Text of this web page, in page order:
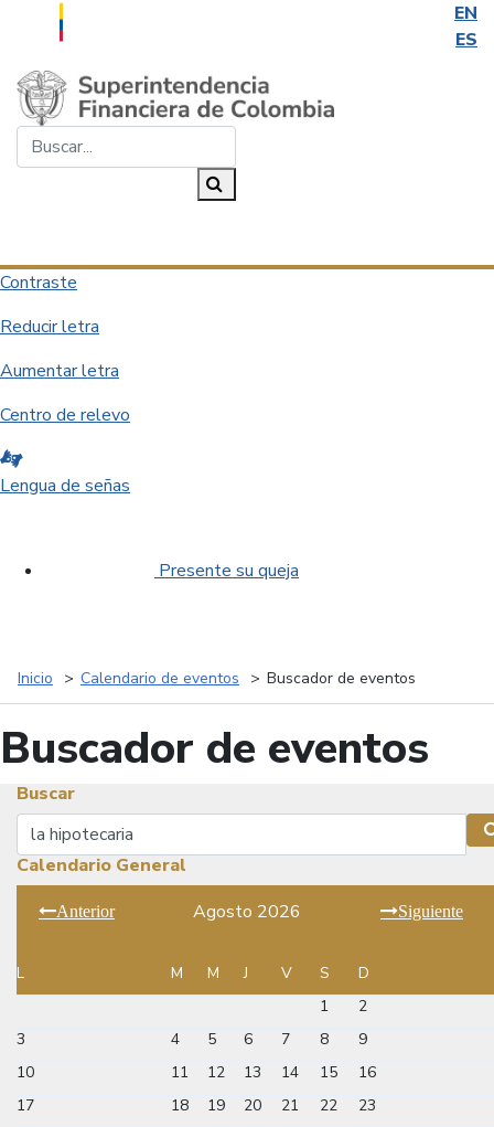
EN
ES
Saltar al contenido principal
Contraste
Reducir letra
Aumentar letra
Centro de relevo
Lengua de señas
Presente su queja
Inicio Calendario de eventos Buscador de eventos
Buscador de eventos
Buscar
Buscar
Calendario General
Anterior Agosto 2026 Siguiente
L M M J V S
D
1
2
3
4 5 6 7 8
9
10
11 12 13 14 15
16
17
18 19 20 21 22
23